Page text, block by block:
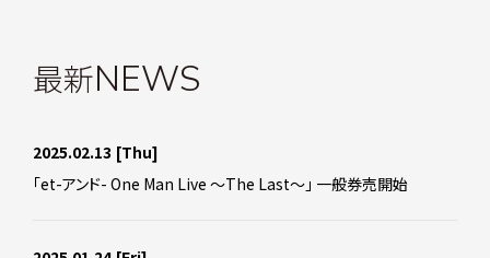
最新NEWS
2025.02.13 [Thu]
「et-アンド- One Man Live ～The Last～」 一般券売開始